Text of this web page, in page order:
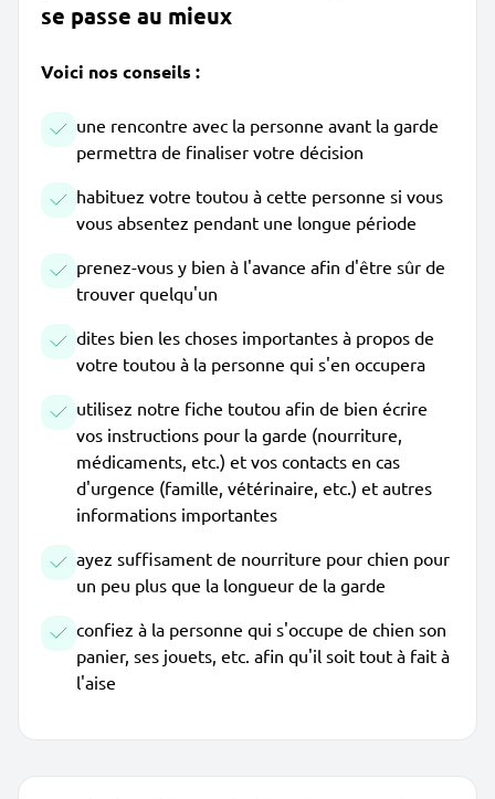
se passe au mieux
Voici nos conseils :
une rencontre avec la personne avant la garde
permettra de finaliser votre décision
habituez votre toutou à cette personne si vous
vous absentez pendant une longue période
prenez-vous y bien à l'avance afin d'être sûr de
trouver quelqu'un
dites bien les choses importantes à propos de
votre toutou à la personne qui s'en occupera
utilisez notre fiche toutou afin de bien écrire
vos instructions pour la garde (nourriture,
médicaments, etc.) et vos contacts en cas
d'urgence (famille, vétérinaire, etc.) et autres
informations importantes
ayez suffisament de nourriture pour chien pour
un peu plus que la longueur de la garde
confiez à la personne qui s'occupe de chien son
panier, ses jouets, etc. afin qu'il soit tout à fait à
l'aise